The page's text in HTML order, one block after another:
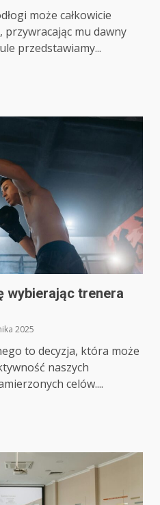
może całkowicie
mu dawny
przedstawiamy...
wybierając trenera
2025
to decyzja, która może
naszych
celów....